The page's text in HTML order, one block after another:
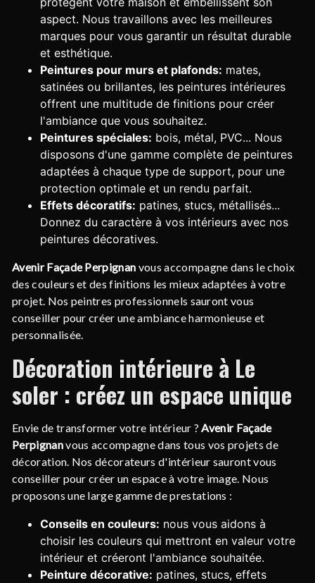
aspect. Nous travaillons avec les meilleures
marques pour vous garantir un résultat durable
et esthétique.
Peintures pour murs et plafonds: mates,
satinées ou brillantes, les peintures intérieures
offrent une multitude de finitions pour créer
l'ambiance que vous souhaitez.
Peintures spéciales: bois, métal, PVC... Nous
disposons d'une gamme complète de peintures
adaptées à chaque type de support, pour une
protection optimale et un rendu parfait.
Effets décoratifs: patines, stucs, métallisés...
Donnez du caractère à vos intérieurs avec nos
peintures décoratives.
Avenir Façade Perpignan vous accompagne dans le choix
des couleurs et des finitions les mieux adaptées à votre
projet. Nos peintres professionnels sauront vous
conseiller pour créer une ambiance harmonieuse et
personnalisée.
Décoration intérieure à Le
soler : créez un espace unique
Envie de transformer votre intérieur ?Avenir Façade
Perpignanvous accompagne dans tous vos projets de
décoration. Nos décorateurs d'intérieur sauront vous
conseiller pour créer un espace à votre image. Nous
proposons une large gamme de prestations :
Conseils en couleurs: nous vous aidons à
choisir les couleurs qui mettront en valeur votre
intérieur et créeront l'ambiance souhaitée.
Peinture décorative: patines, stucs, effets